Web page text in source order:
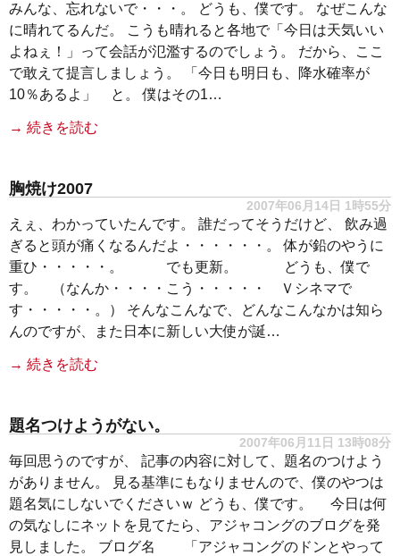
みんな、忘れないで・・・。 どうも、僕です。 なぜこんな
に晴れてるんだ。 こうも晴れると各地で「今日は天気いい
よねぇ！」って会話が氾濫するのでしょう。 だから、ここ
で敢えて提言しましょう。 「今日も明日も、降水確率が
10％あるよ」 と。 僕はその1…
→ 続きを読む
胸焼け2007
2007年06月14日 1時55分
えぇ、わかっていたんです。 誰だってそうだけど、 飲み過
ぎると頭が痛くなるんだよ・・・・・・。 体が鉛のやうに
重ひ・・・・・。 でも更新。 どうも、僕で
す。 （なんか・・・・こう・・・・・ Ｖシネマで
す・・・・・。） そんなこんなで、どんなこんなかは知ら
んのですが、また日本に新しい大使が誕…
→ 続きを読む
題名つけようがない。
2007年06月11日 13時08分
毎回思うのですが、 記事の内容に対して、題名のつけよう
がありません。 見る基準にもなりませんので、僕のやつは
題名気にしないでくださいｗ どうも、僕です。 今日は何
の気なしにネットを見てたら、アジャコングのブログを発
見しました。 ブログ名 「アジャコングのドンとやって